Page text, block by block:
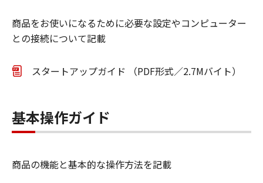
商品をお使いになるために必要な設定やコンピューター
との接続について記載
スタートアップガイド （PDF形式／2.7Mバイト）
基本操作ガイド
商品の機能と基本的な操作方法を記載